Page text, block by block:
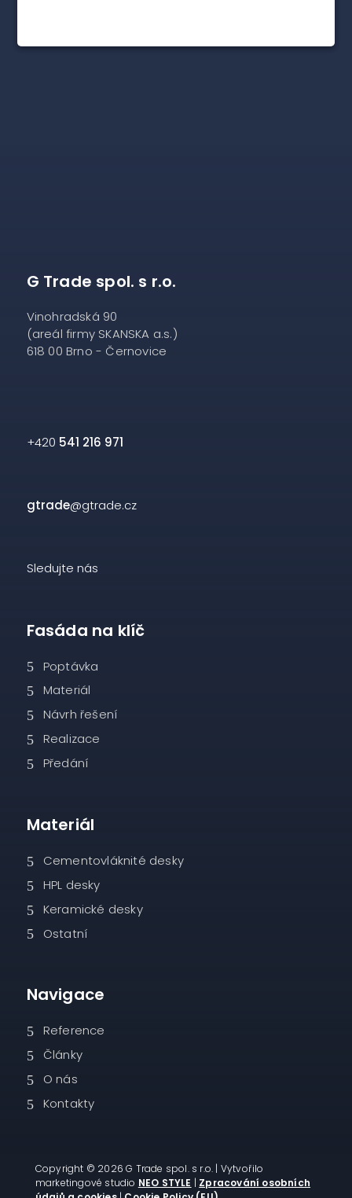
G Trade spol. s r.o.
Vinohradská 90
(areál firmy SKANSKA a.s.)
618 00 Brno - Černovice
+420 541 216 971
gtrade@gtrade.cz
Sledujte nás
Fasáda na klíč
Poptávka
Materiál
Návrh řešení
Realizace
Předání
Materiál
Cementovláknité desky
HPL desky
Keramické desky
Ostatní
Navigace
Reference
Články
O nás
Kontakty
Copyright © 2026 G Trade spol. s r.o. | Vytvořilo
marketingové studio NEO STYLE | Zpracování osobních